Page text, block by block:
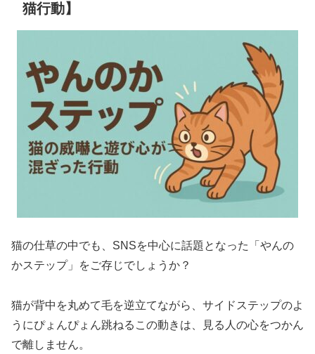
猫行動】
猫の仕草の中でも、SNSを中心に話題となった「やんの
かステップ」をご存じでしょうか？
猫が背中を丸めて毛を逆立てながら、サイドステップのよ
うにぴょんぴょん跳ねるこの動きは、見る人の心をつかん
で離しません。